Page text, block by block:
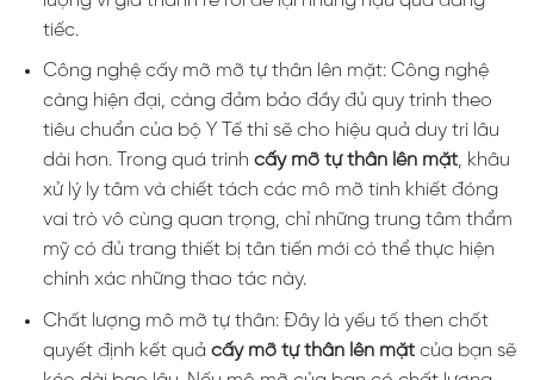
tiếc.
Công nghệ cấy mỡ mỡ tự thân lên mặt: Công nghệ
càng hiện đại, càng đảm bảo đầy đủ quy trình theo
tiêu chuẩn của bộ Y Tế thì sẽ cho hiệu quả duy trì lâu
dài hơn. Trong quá trình cấy mỡ tự thân lên mặt, khâu
xử lý ly tâm và chiết tách các mô mỡ tinh khiết đóng
vai trò vô cùng quan trọng, chỉ những trung tâm thẩm
mỹ có đủ trang thiết bị tân tiến mới có thể thực hiện
chính xác những thao tác này.
Chất lượng mô mỡ tự thân: Đây là yếu tố then chốt
quyết định kết quả cấy mỡ tự thân lên mặtcủa bạn sẽ